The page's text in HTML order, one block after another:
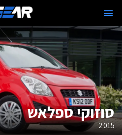
סוזוקי ספלאש
2015